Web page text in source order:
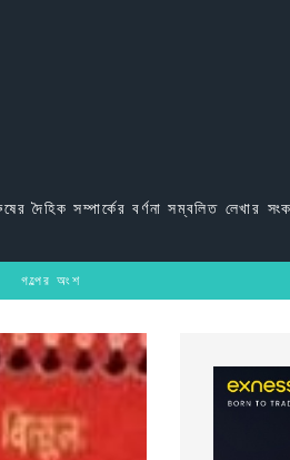
দৈহিক সম্পার্কের বর্ণনা সম্বলিত লেখার
গল্পের অংশ